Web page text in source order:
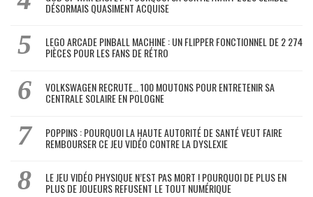
DÉSORMAIS QUASIMENT ACQUISE
LEGO ARCADE PINBALL MACHINE : UN FLIPPER FONCTIONNEL DE 2 274
PIÈCES POUR LES FANS DE RÉTRO
VOLKSWAGEN RECRUTE… 100 MOUTONS POUR ENTRETENIR SA
CENTRALE SOLAIRE EN POLOGNE
POPPINS : POURQUOI LA HAUTE AUTORITÉ DE SANTÉ VEUT FAIRE
REMBOURSER CE JEU VIDÉO CONTRE LA DYSLEXIE
LE JEU VIDÉO PHYSIQUE N’EST PAS MORT ! POURQUOI DE PLUS EN
PLUS DE JOUEURS REFUSENT LE TOUT NUMÉRIQUE